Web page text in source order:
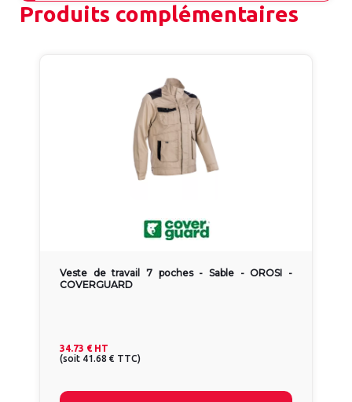
Produits complémentaires
Veste de travail 7 poches - Sable - OROSI -
COVERGUARD
34.73 € HT
(soit 41.68 € TTC)